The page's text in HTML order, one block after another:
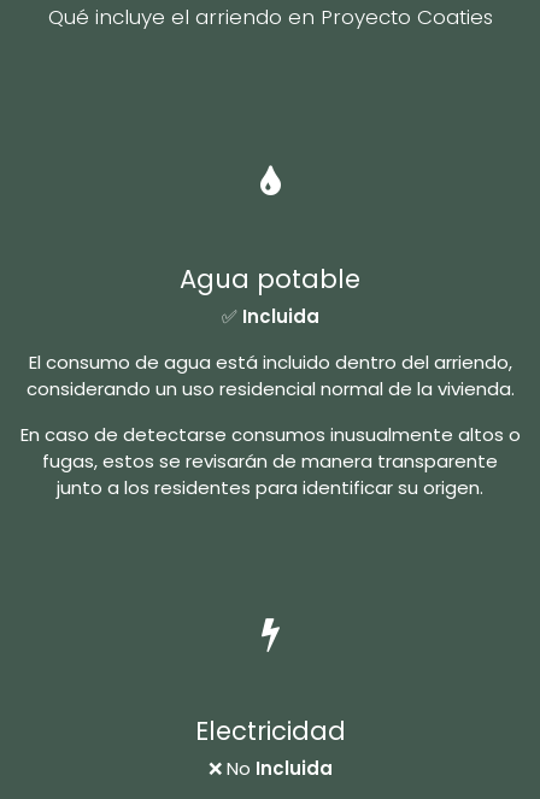
Qué incluye el arriendo en Proyecto Coaties
Agua potable
✅ Incluida
El consumo de agua está incluido dentro del arriendo,
considerando un uso residencial normal de la vivienda.
En caso de detectarse consumos inusualmente altos o
fugas, estos se revisarán de manera transparente
junto a los residentes para identificar su origen.
Electricidad
❌ No Incluida